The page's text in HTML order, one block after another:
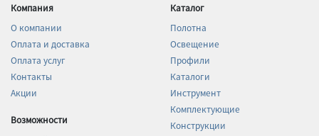
Компания
О компании
Оплата и доставка
Оплата услуг
Контакты
Акции
Возможности
Каталог
Полотна
Освещение
Профили
Каталоги
Инструмент
Комплектующие
Конструкции